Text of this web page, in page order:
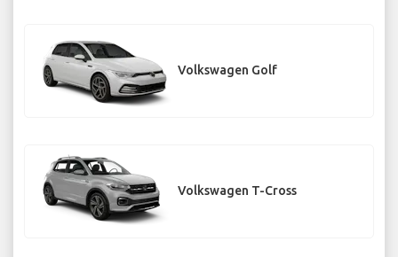
Volkswagen Golf
Volkswagen T-Cross